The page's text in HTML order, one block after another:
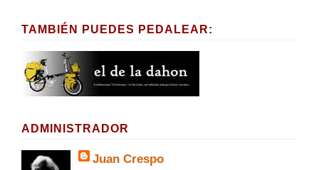
TAMBIÉN PUEDES PEDALEAR:
ADMINISTRADOR
Juan Crespo